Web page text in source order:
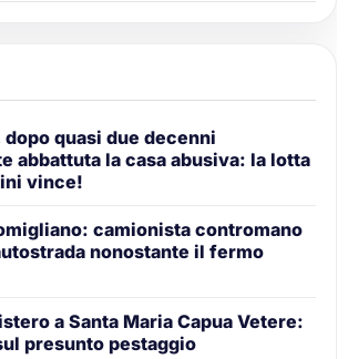
quasi due decenni
abbattuta la casa abusiva: la lotta
vince!
camionista contromano
nonostante il fermo
a Santa Maria Capua Vetere:
presunto pestaggio